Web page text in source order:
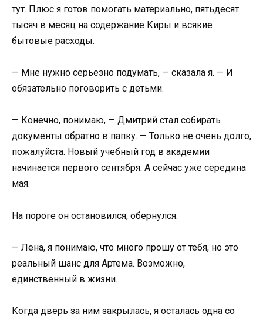
тут. Плюс я готов помогать материально, пятьдесят
тысяч в месяц на содержание Киры и всякие
бытовые расходы.
— Мне нужно серьезно подумать, — сказала я. — И
обязательно поговорить с детьми.
— Конечно, понимаю, — Дмитрий стал собирать
документы обратно в папку. — Только не очень долго,
пожалуйста. Новый учебный год в академии
начинается первого сентября. А сейчас уже середина
мая.
На пороге он остановился, обернулся.
— Лена, я понимаю, что много прошу от тебя, но это
реальный шанс для Артема. Возможно,
единственный в жизни.
Когда дверь за ним закрылась, я осталась одна со